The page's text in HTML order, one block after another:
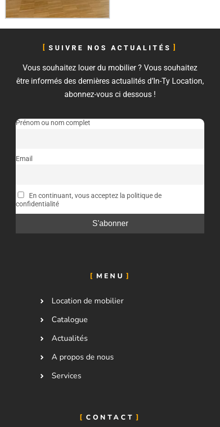
SUIVRE NOS ACTUALITÉS
Vous souhaitez louer du mobilier ? Vous souhaitez
être informés des dernières actualités d’In-Ty Location,
abonnez-vous ci dessous !
Prénom ou nom complet
Email
En continuant, vous acceptez la politique de
confidentialité
MENU
Location de mobilier
Catalogue
Actualités
A propos de nous
Services
CONTACT